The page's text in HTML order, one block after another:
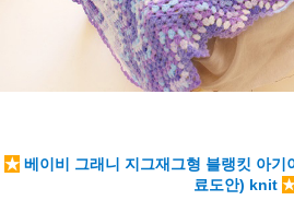
★베이비 그래니 지그재그형 블랭킷 아기
료도안) knit